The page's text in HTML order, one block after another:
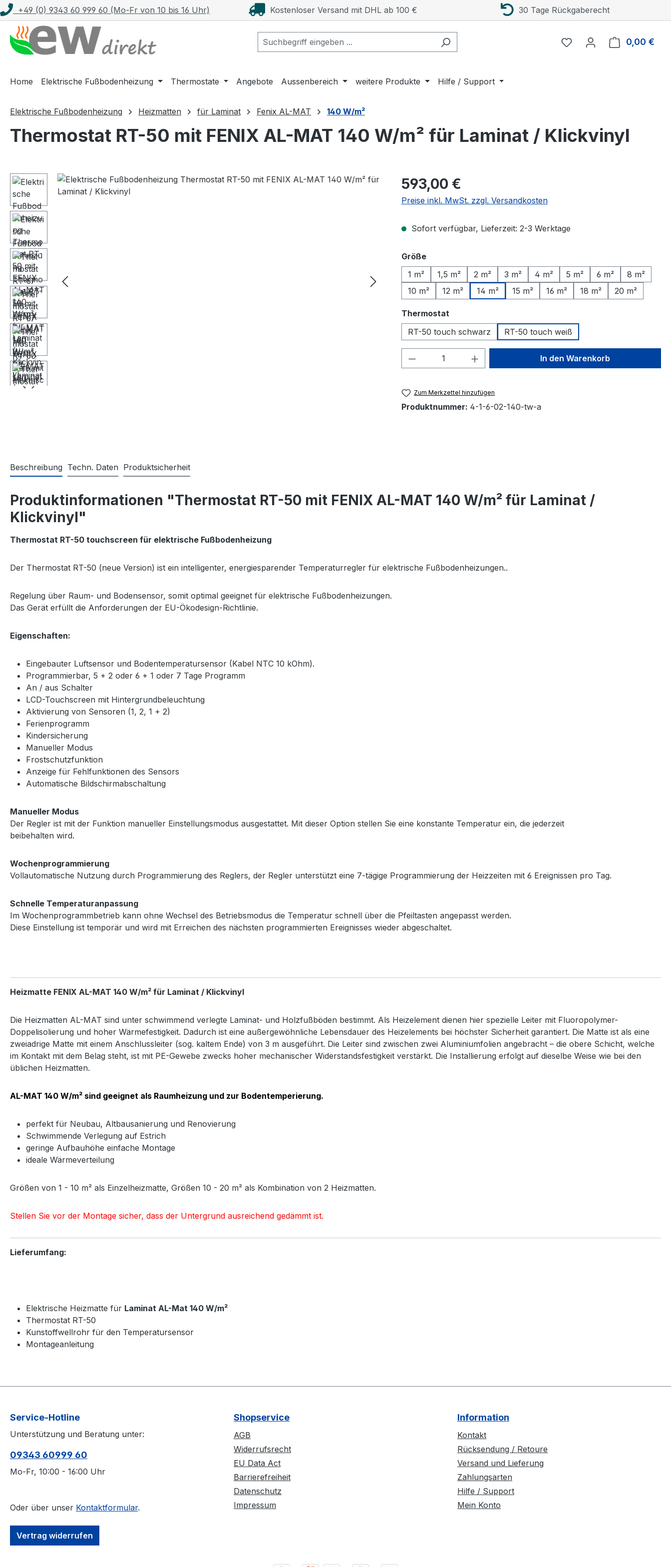
Hauptinhalt springen
Zur Suche springen
Zur Hauptnavigation springen
+49 (0) 9343 60 999 60 (Mo-Fr von 10 bis 16 Uhr) Kostenloser Versand mit DHL ab 100 € 30 Tage Rückgaberecht
0,00 €
Home Elektrische Fußbodenheizung Thermostate Angebote Aussenbereich weitere Produkte Hilfe / Support
Elektrische Fußbodenheizung Heizmatten für Laminat Fenix AL-MAT 140 W/m²
Thermostat RT-50 mit FENIX AL-MAT 140 W/m² für Laminat / Klickvinyl
Bildergalerie überspringen Regulärer Preis:
593,00 €
Preise inkl. MwSt. zzgl. Versandkosten
Sofort verfügbar, Lieferzeit: 2-3 Werktage
Größeauswählen
1 m²
1,5 m² 2 m² 3 m² 4 m² 5 m² 6 m²
8 m²
10 m²
12 m² 14 m² 15 m² 16 m² 18 m² 20 m²
Thermostat
RT-50 touch schwarz
RT-50 touch weiß
Produkt Anzahl: Gib den gewünschten Wert
In den Warenkorb
Zum Merkzettel hinzufügen
Produktnummer: 4-1-6-02-140-tw-a
Beschreibung Techn. Daten Produktsicherheit
Produktinformationen "Thermostat RT-50 mit FENIX AL-MAT 140 W/m² für Laminat /
Klickvinyl"
Thermostat RT-50 touchscreen für elektrische Fußbodenheizung
Der Thermostat RT-50 (neue Version) ist ein intelligenter, energiesparender Temperaturregler für elektrische Fußbodenheizungen..
Regelung über Raum- und Bodensensor, somit optimal geeignet für elektrische Fußbodenheizungen.
Das Gerät erfüllt die Anforderungen der EU-Ökodesign-Richtlinie.
Eigenschaften:
Eingebauter Luftsensor und Bodentemperatursensor (Kabel NTC 10 kOhm).
Programmierbar, 5 + 2 oder 6 + 1 oder 7 Tage Programm
An / aus Schalter
LCD-Touchscreen mit Hintergrundbeleuchtung
Aktivierung von Sensoren (1, 2, 1 + 2)
Ferienprogramm
Kindersicherung
Manueller Modus
Frostschutzfunktion
Anzeige für Fehlfunktionen des Sensors
Automatische Bildschirmabschaltung
Manueller Modus
Der Regler ist mit der Funktion manueller Einstellungsmodus ausgestattet. Mit dieser Option stellen Sie eine konstante Temperatur ein, die jederzeit
beibehalten wird.
Wochenprogrammierung
Vollautomatische Nutzung durch Programmierung des Reglers, der Regler unterstützt eine 7-tägige Programmierung der Heizzeiten mit 6 Ereignissen pro Tag.
Schnelle Temperaturanpassung
Im Wochenprogrammbetrieb kann ohne Wechsel des Betriebsmodus die Temperatur schnell über die Pfeiltasten angepasst werden.
Diese Einstellung ist temporär und wird mit Erreichen des nächsten programmierten Ereignisses wieder abgeschaltet.
Heizmatte FENIX AL-MAT 140 W/m² für Laminat / Klickvinyl
Die Heizmatten AL-MAT sind unter schwimmend verlegte Laminat- und Holzfußböden bestimmt. Als Heizelement dienen hier spezielle Leiter mit Fluoropolymer-
Doppelisolierung und hoher Wärmefestigkeit. Dadurch ist eine außergewöhnliche Lebensdauer des Heizelements bei höchster Sicherheit garantiert. Die Matte ist als eine
zweiadrige Matte mit einem Anschlussleiter (sog. kaltem Ende) von 3 m ausgeführt. Die Leiter sind zwischen zwei Aluminiumfolien angebracht – die obere Schicht, welche
im Kontakt mit dem Belag steht, ist mit PE-Gewebe zwecks hoher mechanischer Widerstandsfestigkeit verstärkt. Die Installierung erfolgt auf dieselbe Weise wie bei den
üblichen Heizmatten.
AL-MAT 140 W/m² sind geeignet als Raumheizung und zur Bodentemperierung.
perfekt für Neubau, Altbausanierung und Renovierung
Schwimmende Verlegung auf Estrich
geringe Aufbauhöhe einfache Montage
ideale Wärmeverteilung
Größen von 1 - 10 m² als Einzelheizmatte, Größen 10 - 20 m² als Kombination von 2 Heizmatten.
Stellen Sie vor der Montage sicher, dass der Untergrund ausreichend gedämmt ist.
Lieferumfang:
Elektrische Heizmatte für Laminat AL-Mat 140 W/m²
Thermostat RT-50
Kunstoffwellrohr für den Temperatursensor
Montageanleitung
Service-Hotline
Unterstützung und Beratung unter:
09343 60999 60
Mo-Fr, 10:00 - 16:00 Uhr
Oder über unser Kontaktformular.
Vertrag widerrufen
Shopservice
AGB
Widerrufsrecht
EU Data Act
Barrierefreiheit
Datenschutz
Impressum
Information
Kontakt
Rücksendung / Retoure
Versand und Lieferung
Zahlungsarten
Hilfe / Support
Mein Konto